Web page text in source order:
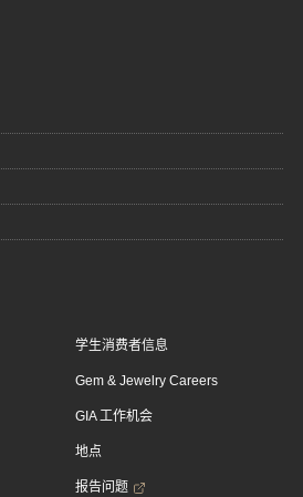
学生消费者信息
Gem & Jewelry Careers
GIA 工作机会
地点
报告问题